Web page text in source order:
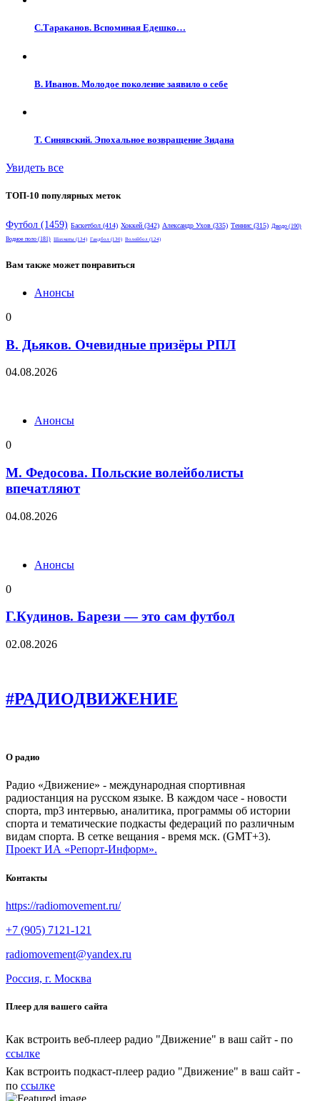
С.Тараканов. Вспоминая Едешко…
В. Иванов. Молодое поколение заявило о себе
Т. Синявский. Эпохальное возвращение Зидана
Увидеть все
ТОП-10 популярных меток
Футбол (1459) Баскетбол (414) Хоккей (342) Александр Ухов (335) Теннис (315) Дзюдо (190)
Водное поло (181) Шахматы (134) Гандбол (130) Волейбол (124)
Вам также может понравиться
Анонсы
0
В. Дьяков. Очевидные призёры РПЛ
04.08.2026
Анонсы
0
М. Федосова. Польские волейболисты
впечатляют
04.08.2026
Анонсы
0
Г.Кудинов. Барези — это сам футбол
02.08.2026
#РАДИОДВИЖЕНИЕ
О радио
Радио «Движение» - международная спортивная
радиостанция на русском языке. В каждом часе - новости
спорта, mp3 интервью, аналитика, программы об истории
спорта и тематические подкасты федераций по различным
видам спорта. В сетке вещания - время мск. (GMT+3).
Проект ИА «Репорт-Информ».
Контакты
https://radiomovement.ru/
+7 (905) 7121-121
radiomovement@yandex.ru
Россия, г. Москва
Плеер для вашего сайта
Как встроить веб-плеер радио "Движение" в ваш сайт - по
ссылке
Как встроить подкаст-плеер радио "Движение" в ваш сайт -
по ссылке